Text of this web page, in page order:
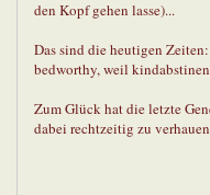
den Kopf gehen lasse)...
Das sind die heutigen Zeiten:
bedworthy, weil
Zum Glück hat die letzte
dabei rechtzeitig zu